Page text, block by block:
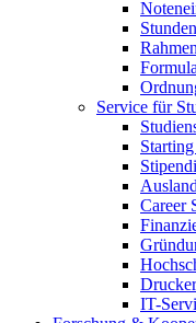
Service für
Career
IT-